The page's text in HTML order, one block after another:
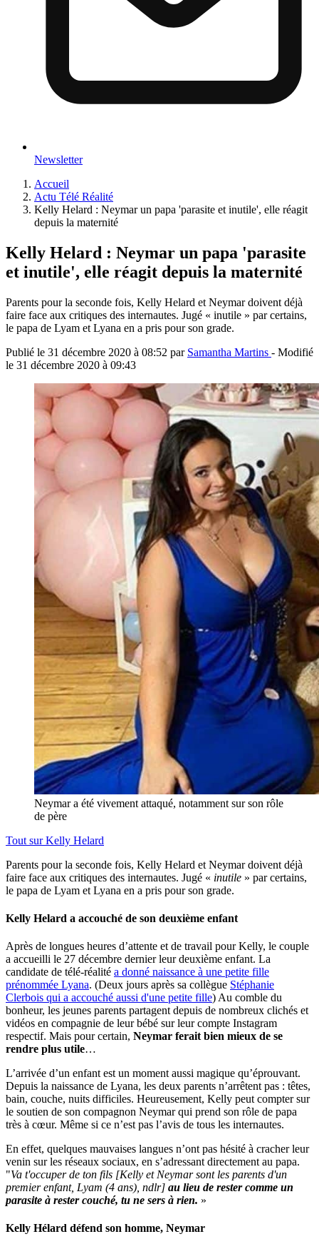
Newsletter
Accueil
Actu Télé Réalité
Kelly Helard : Neymar un papa 'parasite et inutile', elle réagit
depuis la maternité
Kelly Helard : Neymar un papa 'parasite
et inutile', elle réagit depuis la maternité
Parents pour la seconde fois, Kelly Helard et Neymar doivent déjà
faire face aux critiques des internautes. Jugé « inutile » par certains,
le papa de Lyam et Lyana en a pris pour son grade.
Publié le 31 décembre 2020 à 08:52 par Samantha Martins - Modifié
le 31 décembre 2020 à 09:43
Neymar a été vivement attaqué, notamment sur son rôle
de père
Tout surKelly Helard
Parents pour la seconde fois, Kelly Helard et Neymar doivent déjà
faire face aux critiques des internautes. Jugé « inutile » par certains,
le papa de Lyam et Lyana en a pris pour son grade.
Kelly Helard a accouché de son deuxième enfant
Après de longues heures d’attente et de travail pour Kelly, le couple
a accueilli le 27 décembre dernier leur deuxième enfant. La
candidate de télé-réalité a donné naissance à une petite fille
prénommée Lyana. (Deux jours après sa collègue Stéphanie
Clerbois qui a accouché aussi d'une petite fille) Au comble du
bonheur, les jeunes parents partagent depuis de nombreux clichés et
vidéos en compagnie de leur bébé sur leur compte Instagram
respectif. Mais pour certain, Neymar ferait bien mieux de se
rendre plus utile…
L’arrivée d’un enfant est un moment aussi magique qu’éprouvant.
Depuis la naissance de Lyana, les deux parents n’arrêtent pas : têtes,
bain, couche, nuits difficiles. Heureusement, Kelly peut compter sur
le soutien de son compagnon Neymar qui prend son rôle de papa
très à cœur. Même si ce n’est pas l’avis de tous les internautes.
En effet, quelques mauvaises langues n’ont pas hésité à cracher leur
venin sur les réseaux sociaux, en s’adressant directement au papa.
"Va t'occuper de ton fils [Kelly et Neymar sont les parents d'un
premier enfant, Lyam (4 ans), ndlr] au lieu de rester comme un
parasite à rester couché, tu ne sers à rien. »
Kelly Hélard défend son homme, Neymar